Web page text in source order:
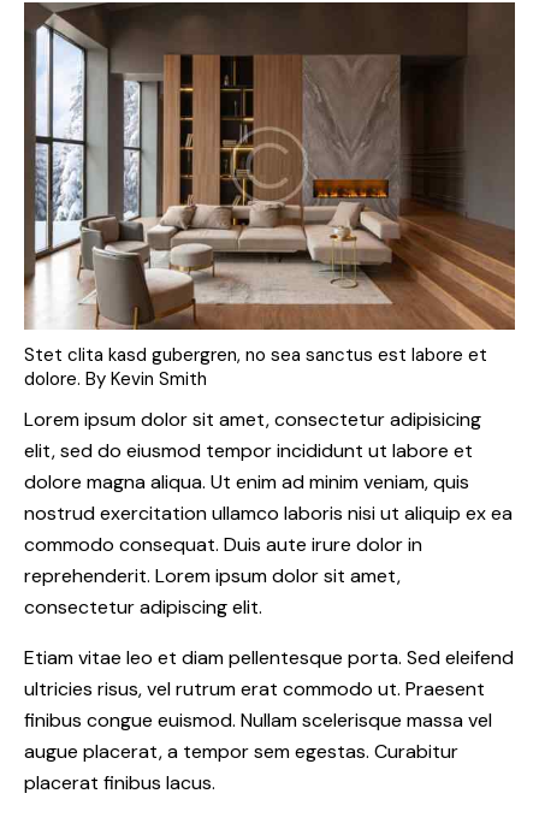
Stet clita kasd gubergren, no sea sanctus est labore et
dolore. By Kevin Smith
Lorem ipsum dolor sit amet, consectetur adipisicing
elit, sed do eiusmod tempor incididunt ut labore et
dolore magna aliqua. Ut enim ad minim veniam, quis
nostrud exercitation ullamco laboris nisi ut aliquip ex ea
commodo consequat. Duis aute irure dolor in
reprehenderit. Lorem ipsum dolor sit amet,
consectetur adipiscing elit.
Etiam vitae leo et diam pellentesque porta. Sed eleifend
ultricies risus, vel rutrum erat commodo ut. Praesent
finibus congue euismod. Nullam scelerisque massa vel
augue placerat, a tempor sem egestas. Curabitur
placerat finibus lacus.